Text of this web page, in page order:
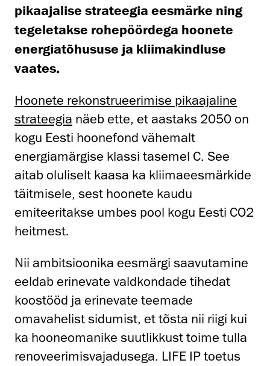
pikaajalise strateegia eesmärke ning
tegeletakse rohepöördega hoonete
energiatõhususe ja kliimakindluse
vaates.
Hoonete rekonstrueerimise pikaajaline
strateegia näeb ette, et aastaks 2050 on
kogu Eesti hoonefond vähemalt
energiamärgise klassi tasemel C. See
aitab oluliselt kaasa ka kliimaeesmärkide
täitmisele, sest hoonete kaudu
emiteeritakse umbes pool kogu Eesti CO2
heitmest.
Nii ambitsioonika eesmärgi saavutamine
eeldab erinevate valdkondade tihedat
koostööd ja erinevate teemade
omavahelist sidumist, et tõsta nii riigi kui
ka hooneomanike suutlikkust toime tulla
renoveerimisvajadusega. LIFE IP toetus